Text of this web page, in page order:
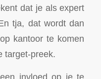
dat je als expert
tja, dat wordt dan
kantoor te komen
target-preek.